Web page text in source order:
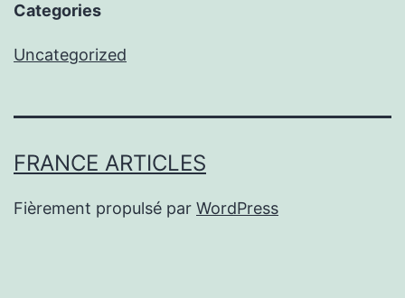
Categories
Uncategorized
FRANCE ARTICLES
Fièrement propulsé par WordPress